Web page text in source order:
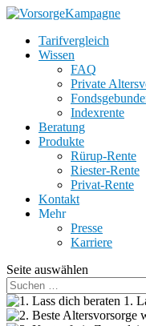
Tarifvergleich
Wissen
FAQ
Private
Indexrente
Beratung
Produkte
Rürup-Rente
Riester-Rente
Privat-Rente
Kontakt
Mehr
Presse
Karriere
Seite auswählen
1.